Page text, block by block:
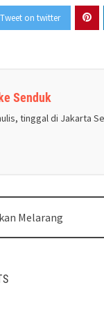
Tweet on twitter
Senduk
tinggal di Jakarta
Melarang